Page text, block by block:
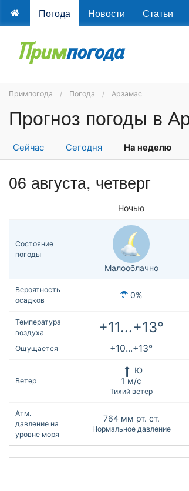
Погода Новости Статьи
Примпогода Погода Арзамас
Прогноз погоды в
Сейчас Сегодня На неделю
06 августа, четверг
Ночью
Состояние
погоды
Малооблачно
Вероятность
осадков
0%
Температура
воздуха
+11...+13°
Ощущается +10...+13°
Ветер
Ю
1 м/с
Тихий ветер
Атм.
давление на
уровне моря
764 мм рт. ст.
Нормальное давление